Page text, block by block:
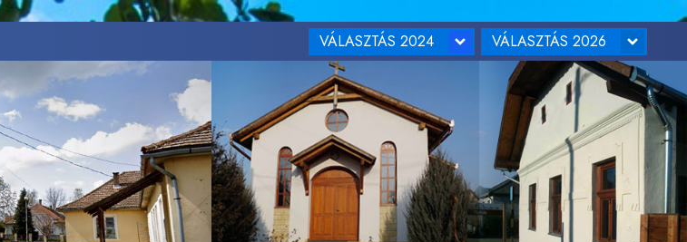
VÁLASZTÁS 2024 VÁLASZTÁS 2026